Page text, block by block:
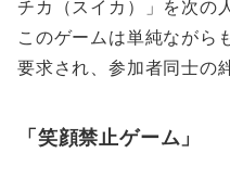
チカ（スイカ）」を次の
このゲームは単純ながら
要求され、参加者同士の
「笑顔禁止ゲーム」